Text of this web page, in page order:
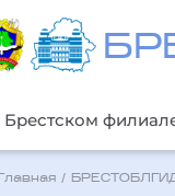
Главная /